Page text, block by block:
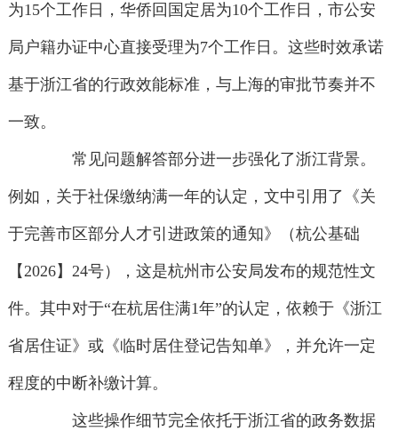
为15个工作日，华侨回国定居为10个工作日，市公安
局户籍办证中心直接受理为7个工作日。这些时效承诺
基于浙江省的行政效能标准，与上海的审批节奏并不
一致。
常见问题解答部分进一步强化了浙江背景。
例如，关于社保缴纳满一年的认定，文中引用了《关
于完善市区部分人才引进政策的通知》（杭公基础
【2026】24号），这是杭州市公安局发布的规范性文
件。其中对于“在杭居住满1年”的认定，依赖于《浙江
省居住证》或《临时居住登记告知单》，并允许一定
程度的中断补缴计算。
这些操作细节完全依托于浙江省的政务数据